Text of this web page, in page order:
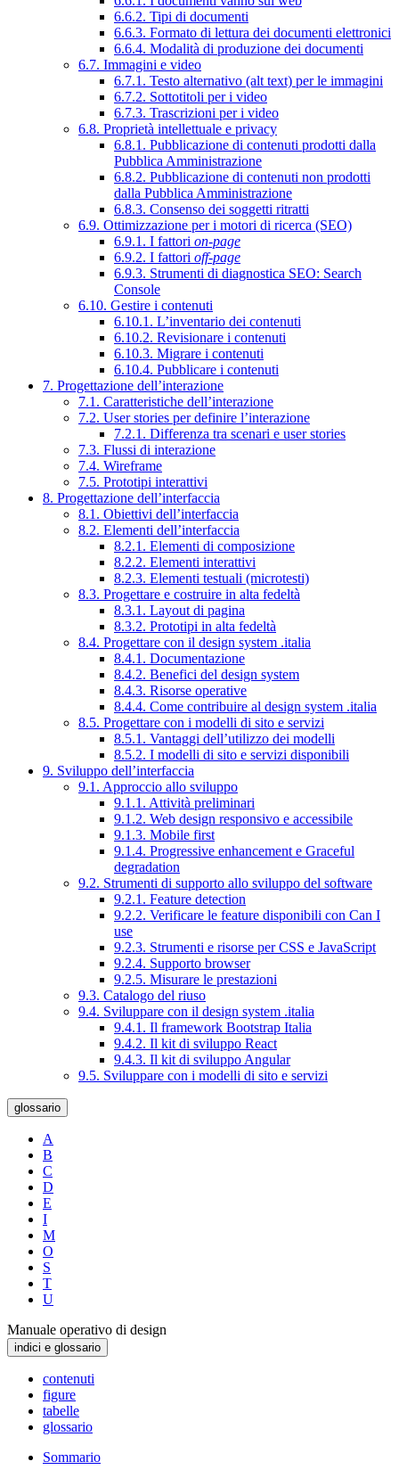
6.6.2. Tipi di documenti
6.6.3. Formato di lettura dei documenti elettronici
6.6.4. Modalità di produzione dei documenti
6.7. Immagini e video
6.7.1. Testo alternativo (alt text) per le immagini
6.7.2. Sottotitoli per i video
6.7.3. Trascrizioni per i video
6.8. Proprietà intellettuale e privacy
6.8.1. Pubblicazione di contenuti prodotti dalla
Pubblica Amministrazione
6.8.2. Pubblicazione di contenuti non prodotti
dalla Pubblica Amministrazione
6.8.3. Consenso dei soggetti ritratti
6.9. Ottimizzazione per i motori di ricerca (SEO)
6.9.1. I fattori on-page
6.9.2. I fattori off-page
6.9.3. Strumenti di diagnostica SEO: Search
Console
6.10. Gestire i contenuti
6.10.1. L’inventario dei contenuti
6.10.2. Revisionare i contenuti
6.10.3. Migrare i contenuti
6.10.4. Pubblicare i contenuti
7. Progettazione dell’interazione
7.1. Caratteristiche dell’interazione
7.2. User stories per definire l’interazione
7.2.1. Differenza tra scenari e user stories
7.3. Flussi di interazione
7.4. Wireframe
7.5. Prototipi interattivi
8. Progettazione dell’interfaccia
8.1. Obiettivi dell’interfaccia
8.2. Elementi dell’interfaccia
8.2.1. Elementi di composizione
8.2.2. Elementi interattivi
8.2.3. Elementi testuali (microtesti)
8.3. Progettare e costruire in alta fedeltà
8.3.1. Layout di pagina
8.3.2. Prototipi in alta fedeltà
8.4. Progettare con il design system .italia
8.4.1. Documentazione
8.4.2. Benefici del design system
8.4.3. Risorse operative
8.4.4. Come contribuire al design system .italia
8.5. Progettare con i modelli di sito e servizi
8.5.1. Vantaggi dell’utilizzo dei modelli
8.5.2. I modelli di sito e servizi disponibili
9. Sviluppo dell’interfaccia
9.1. Approccio allo sviluppo
9.1.1. Attività preliminari
9.1.2. Web design responsivo e accessibile
9.1.3. Mobile first
9.1.4. Progressive enhancement e Graceful
degradation
9.2. Strumenti di supporto allo sviluppo del software
9.2.1. Feature detection
9.2.2. Verificare le feature disponibili con Can I
use
9.2.3. Strumenti e risorse per CSS e JavaScript
9.2.4. Supporto browser
9.2.5. Misurare le prestazioni
9.3. Catalogo del riuso
9.4. Sviluppare con il design system .italia
9.4.1. Il framework Bootstrap Italia
9.4.2. Il kit di sviluppo React
9.4.3. Il kit di sviluppo Angular
9.5. Sviluppare con i modelli di sito e servizi
glossario
A
B
C
D
E
I
M
O
S
T
U
Manuale operativo di design
indici e glossario
contenuti
figure
tabelle
glossario
Sommario